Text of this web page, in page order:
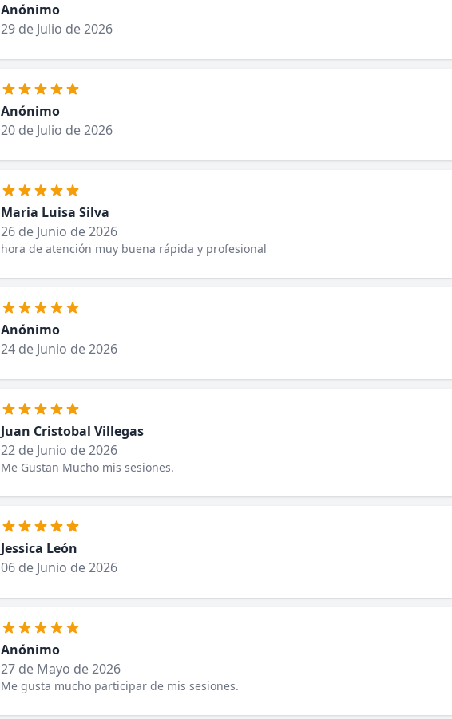
Anónimo
29 de Julio de 2026
Anónimo
20 de Julio de 2026
Maria Luisa Silva
26 de Junio de 2026
hora de atención muy buena rápida y profesional
Anónimo
24 de Junio de 2026
Juan Cristobal Villegas
22 de Junio de 2026
Me Gustan Mucho mis sesiones.
Jessica León
06 de Junio de 2026
Anónimo
27 de Mayo de 2026
Me gusta mucho participar de mis sesiones.